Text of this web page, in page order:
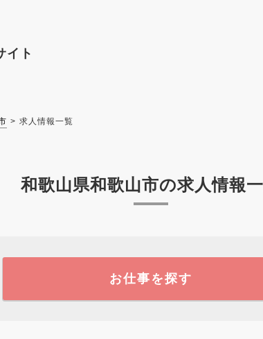
イト
求人情報一覧
和歌山県和歌山市の求人情報
お仕事を探す